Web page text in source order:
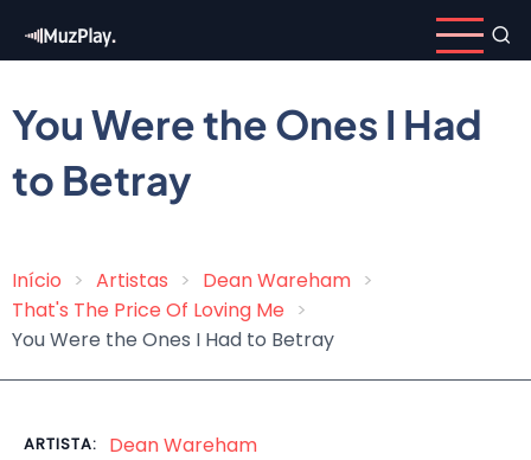
para
conteúdo
principal
You Were the Ones I Had
to Betray
Trilha
de
navegação
Início Artistas
Dean Wareham
That's The Price Of Loving Me
You Were the Ones I Had to Betray
ARTISTA: Dean Wareham